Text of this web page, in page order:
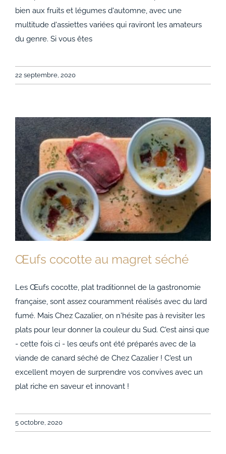
bien aux fruits et légumes d'automne, avec une
multitude d'assiettes variées qui raviront les amateurs
du genre. Si vous êtes
22 septembre, 2020
Œufs cocotte au magret séché
Œufs cocotte au magret séché
Les Œufs cocotte, plat traditionnel de la gastronomie
française, sont assez couramment réalisés avec du lard
fumé. Mais Chez Cazalier, on n'hésite pas à revisiter les
plats pour leur donner la couleur du Sud. C'est ainsi que
- cette fois ci - les œufs ont été préparés avec de la
viande de canard séché de Chez Cazalier ! C'est un
excellent moyen de surprendre vos convives avec un
plat riche en saveur et innovant !
5 octobre, 2020